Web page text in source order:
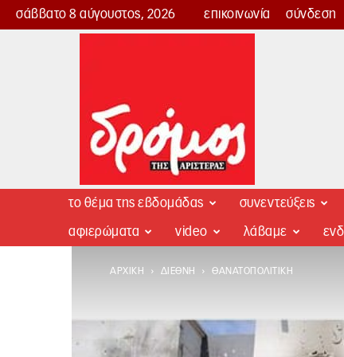
σάββατο 8 αύγουστος, 2026 επικοινωνία σύνδεση
Δρόμος
το θέμα της εβδομάδας συνεντεύξεις
αφιερώματα video λάβαμε
ΑΡΧΙΚΉ ΔΙΕΘΝΉ ΘΑΝΑΤΟΠΟΛΙΤΙΚΉ